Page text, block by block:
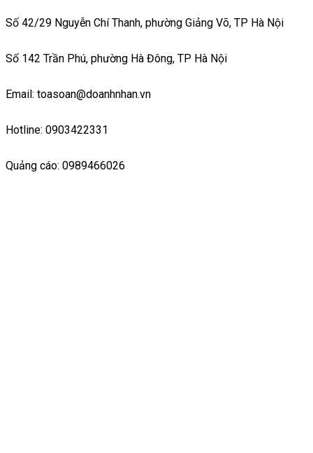
Số 42/29 Nguyễn Chí Thanh, phường Giảng Võ, TP Hà Nội
Số 142 Trần Phú, phường Hà Đông, TP Hà Nội
Email: toasoan@doanhnhan.vn
Hotline: 0903422331
Quảng cáo: 0989466026